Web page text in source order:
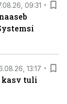
09:31
13:17
kasv tuli